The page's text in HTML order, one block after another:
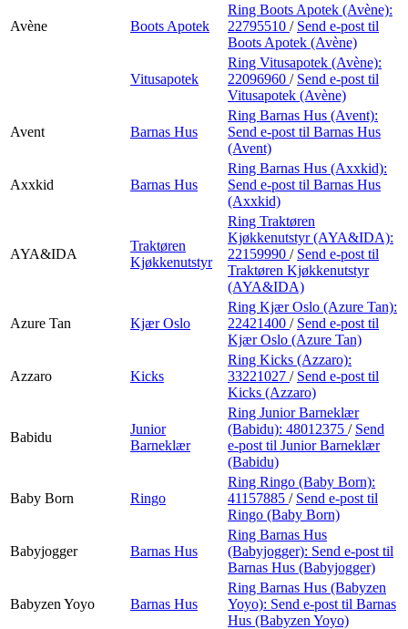
Avène Boots Apotek
Ring Boots Apotek (Avène):
22795510 / Send e-post til
Boots Apotek (Avène)
Vitusapotek
Ring Vitusapotek (Avène):
22096960 / Send e-post til
Vitusapotek (Avène)
Avent Barnas Hus
Ring Barnas Hus (Avent):
Send e-post til Barnas Hus
(Avent)
Axxkid Barnas Hus
Ring Barnas Hus (Axxkid):
Send e-post til Barnas Hus
(Axxkid)
AYA&IDA
Traktøren
Kjøkkenutstyr
Ring Traktøren
Kjøkkenutstyr (AYA&IDA):
22159990 / Send e-post til
Traktøren Kjøkkenutstyr
(AYA&IDA)
Azure Tan Kjær Oslo
Ring Kjær Oslo (Azure Tan):
22421400 / Send e-post til
Kjær Oslo (Azure Tan)
Azzaro Kicks
Ring Kicks (Azzaro):
33221027 / Send e-post til
Kicks (Azzaro)
Babidu
Junior
Barneklær
Ring Junior Barneklær
(Babidu): 48012375 / Send
e-post til Junior Barneklær
(Babidu)
Baby Born Ringo
Ring Ringo (Baby Born):
41157885 / Send e-post til
Ringo (Baby Born)
Babyjogger Barnas Hus
Ring Barnas Hus
(Babyjogger): Send e-post til
Barnas Hus (Babyjogger)
Babyzen Yoyo Barnas Hus
Ring Barnas Hus (Babyzen
Yoyo): Send e-post til Barnas
Hus (Babyzen Yoyo)